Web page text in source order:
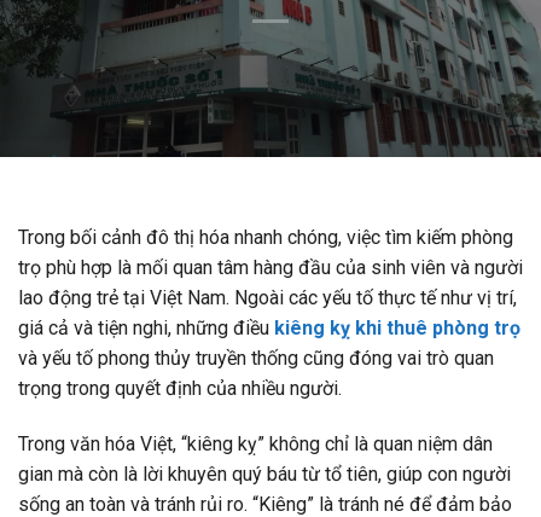
Trong bối cảnh đô thị hóa nhanh chóng, việc tìm kiếm phòng
trọ phù hợp là mối quan tâm hàng đầu của sinh viên và người
lao động trẻ tại Việt Nam. Ngoài các yếu tố thực tế như vị trí,
giá cả và tiện nghi, những điều kiêng kỵ khi thuê phòng trọ
và yếu tố phong thủy truyền thống cũng đóng vai trò quan
trọng trong quyết định của nhiều người.
Trong văn hóa Việt, “kiêng kỵ” không chỉ là quan niệm dân
gian mà còn là lời khuyên quý báu từ tổ tiên, giúp con người
sống an toàn và tránh rủi ro. “Kiêng” là tránh né để đảm bảo